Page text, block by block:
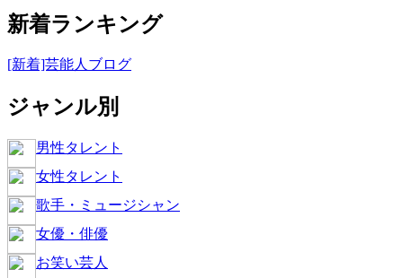
新着ランキング
[新着]芸能人ブログ
ジャンル別
男性タレント
女性タレント
歌手・ミュージシャン
女優・俳優
お笑い芸人